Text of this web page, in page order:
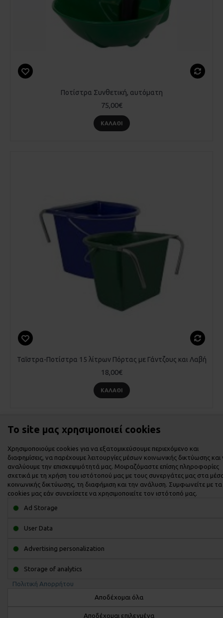
Ποτίστρα Συνθετική, αυτόματη
75,00€
ΚΑΛΆΘΙ
Ταΐστρα-Ποτίστρα 15 λίτρων Πόρτας με Γάντζους και Λαβή
18,00€
ΚΑΛΆΘΙ
Εμφάνιση 1 έως 9 από 9 (1 Σελ.)
ΙΣΤΟΡΙΚΌ
ΠΛΗΡΟΦΟΡΙΕΣ
ΤΡΟΠΟΙ ΕΠΙΚΟΙΝΩΝΙΑΣ
Το site μας χρησιμοποιεί cookies
Χρησιμοποιούμε cookies για να εξατομικεύσουμε περιεχόμενο και
διαφημίσεις, να παρέχουμε λειτουργίες μέσων κοινωνικής δικτύωσης και
αναλύουμε την επισκεψιμότητά μας. Μοιραζόμαστε επίσης πληροφορίες
σχετικά με τη χρήση του ιστότοπού μας με τους συνεργάτες μας στα
κοινωνικής δικτύωσης, τη διαφήμιση και την ανάλυση. Συμφωνείτε με τα
cookies μας εάν συνεχίσετε να χρησιμοποιείτε τον ιστότοπό μας.
Ad Storage
User Data
Advertising personalization
Storage of analytics
Πολιτική Απορρήτου
Αποδέχομαι όλα
Αποδέχομαι επιλεγμένα